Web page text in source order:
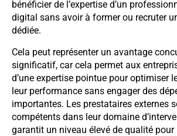
bénéficier de l’expertise d’un
digital sans avoir à former ou recruter
dédiée.
Cela peut représenter un avantage
significatif, car cela permet aux
d’une expertise pointue pour optimiser
leur performance sans engager des
importantes. Les prestataires externes
compétents dans leur domaine
garantit un niveau élevé de qualité pour